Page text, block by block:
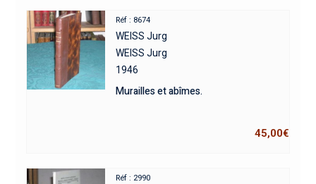
Réf : 8674
WEISS Jurg
WEISS Jurg
1946
Murailles et abîmes.
45,00€
Réf : 2990